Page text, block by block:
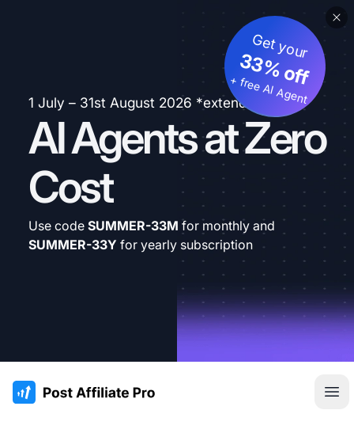
1 July – 31st August 2026 *extended
AI Agents at Zero
Cost
Get your
33% off
+ free AI Agent
Use code SUMMER-33M for monthly and
SUMMER-33Y for yearly subscription
:site.title